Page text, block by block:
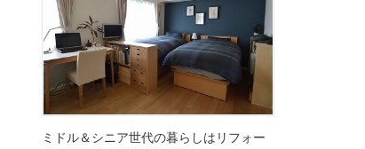
ミドル＆シニア世代の暮らしはリフォー